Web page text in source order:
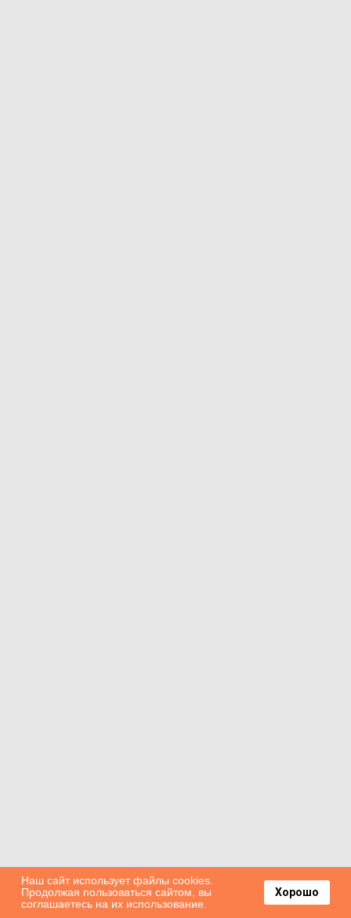
Наш сайт использует файлы cookies.
Продолжая пользоваться сайтом, вы
соглашаетесь на их использование.
Хорошо